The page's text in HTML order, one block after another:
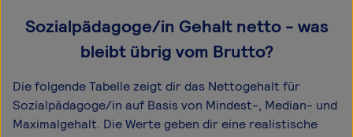
Sozialpädagoge/in Gehalt netto - was
bleibt übrig vom Brutto?
Die folgende Tabelle zeigt dir das Netto­gehalt für
Sozialpädagoge/in auf Basis von Mindest-, Median- und
Maximal­gehalt. Die Werte geben dir eine realistische